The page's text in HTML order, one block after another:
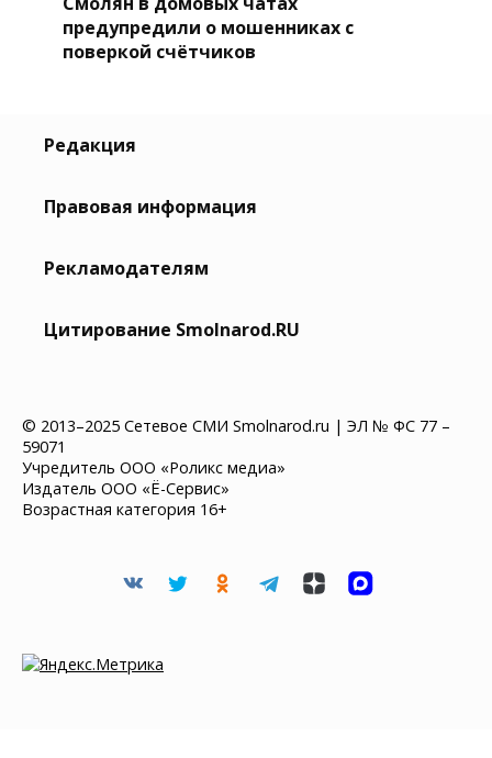
предупредили о мошенниках с
поверкой счётчиков
Редакция
Правовая информация
Рекламодателям
Цитирование Smolnarod.RU
© 2013–2025 Сетевое СМИ Smolnarod.ru | ЭЛ № ФС 77 –
59071
Учредитель ООО «Роликс медиа»
Издатель ООО «Ё-Сервис»
Возрастная категория 16+